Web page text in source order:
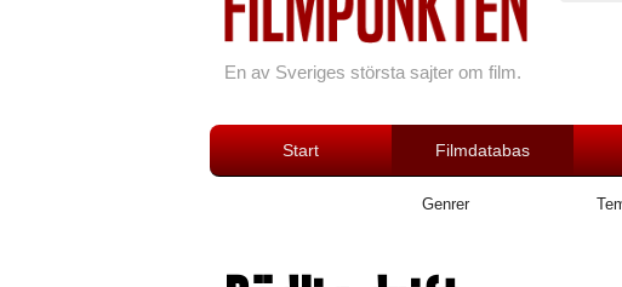
En av Sveriges största sajter om film.
Start Filmdatabas
Genrer